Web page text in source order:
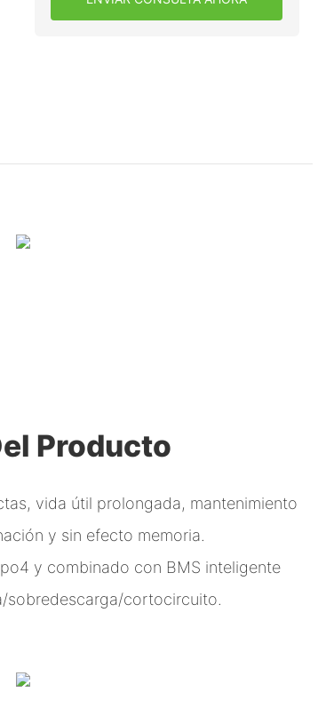
Producto
vida útil prolongada, mantenimiento
y sin efecto memoria.
y combinado con BMS inteligente
sobredescarga/cortocircuito.